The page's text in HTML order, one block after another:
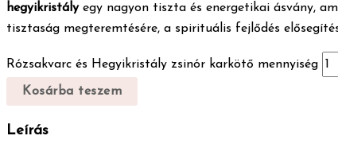
hegyikristályegy nagyon tiszta és energetikai ásvány,
tisztaság megteremtésére, a spirituális fejlődés
Rózsakvarc és Hegyikristály zsinór karkötő mennyiség
Kosárba teszem
Leírás